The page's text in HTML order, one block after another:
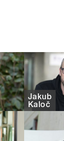
Jakub
Kaloč